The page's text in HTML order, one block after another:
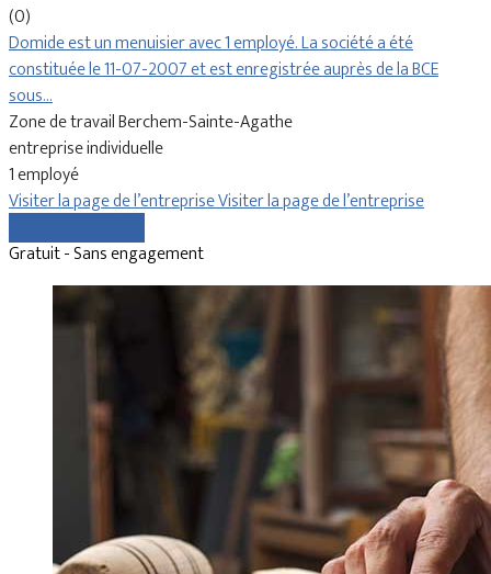
(0)
Domide est un menuisier avec 1 employé. La société a été
constituée le 11-07-2007 et est enregistrée auprès de la BCE
sous…
Zone de travail Berchem-Sainte-Agathe
entreprise individuelle
1 employé
Visiter la page de l’entrepriseVisiter la page de l’entreprise
Gratuit - Sans engagement